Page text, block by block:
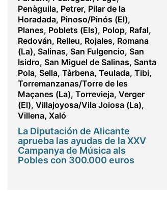
Penàguila, Petrer, Pilar de la
Horadada, Pinoso/Pinós (El),
Planes, Poblets (Els), Polop, Rafal,
Redován, Relleu, Rojales, Romana
(La), Salinas, San Fulgencio, San
Isidro, San Miguel de Salinas, Santa
Pola, Sella, Tàrbena, Teulada, Tibi,
Torremanzanas/Torre de les
Maçanes (La), Torrevieja, Verger
(El), Villajoyosa/Vila Joiosa (La),
Villena, Xaló
La Diputación de Alicante
aprueba las ayudas de la XXV
Campanya de Música als
Pobles con 300.000 euros